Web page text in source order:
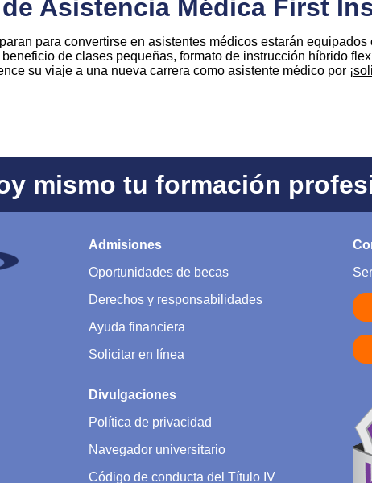
Asistencia Médica First
para convertirse en asistentes médicos estarán
de clases pequeñas, formato de instrucción híbrido
su viaje a una nueva carrera como asistente médico por
mismo tu formación
Admisiones
Oportunidades de becas
Derechos y responsabilidades
Ayuda financiera
Solicitar en línea
Divulgaciones
Política de privacidad
Navegador universitario
Código de conducta del Título IV